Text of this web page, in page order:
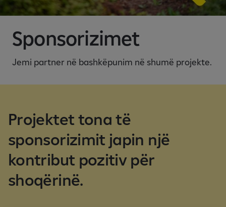
Sponsorizimet
Jemi partner në bashkëpunim në shumë projekte.
Projektet tona të
sponsorizimit japin një
kontribut pozitiv për
shoqërinë.